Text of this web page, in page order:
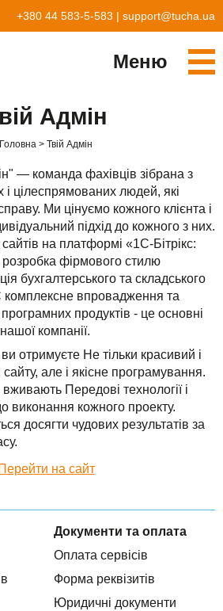
+380 44 583-5-583 | support@tucha.ua
Меню
Laravel
Адмін
Головна Твій Адмін
— команда фахівців зібрана з
і цілеспрямованих людей, які
Ми цінуємо кожного клієнта і
підхід до кожного з них.
на платформі «1С-Бітрікс:
фірмового стилю
бухгалтерського та складського
комплексне впровадження та
продуктів - це основні
компанії.
отримуєте Не тільки красивий і
але і якісне програмування.
Передові технології і
виконання кожного проекту.
досягти чудових результатів за
Перейти на сайт
Документи та оплата
Оплата сервісів
Форма реквізитів
Юридичні документи